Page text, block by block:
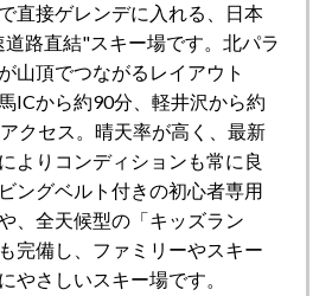
5.0
イパウダーなど、滑りやすく安定し
もたちも大満足してくれるスキー場
都内からのアクセスも便利なので、
。美しい山を見たくなるのももう一
県はすばらしいなー。
もっと見る
直接ゲレンデに入れる、日本
路直結"スキー場です。北パラ
山頂でつながるレイアウト
ICから約90分、軽井沢から約
クセス。晴天率が高く、最新
よりコンディションも常に良
ングベルト付きの初心者専用
、全天候型の「キッズラン
完備し、ファミリーやスキー
やさしいスキー場です。